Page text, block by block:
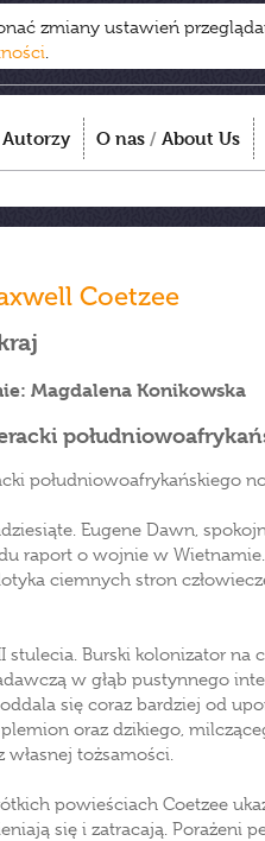
zmiany ustawień
.
Autorzy O nas / About Us
Coetzee
Magdalena Konikowska
południowoafrykańskiego
Eugene Dawn,
raport o wojnie w
ciemnych stron
stulecia. Burski kolonizator
w głąb pustynnego
się coraz bardziej od
oraz dzikiego,
własnej tożsamości.
powieściach Coetzee
się i zatracają. Porażeni